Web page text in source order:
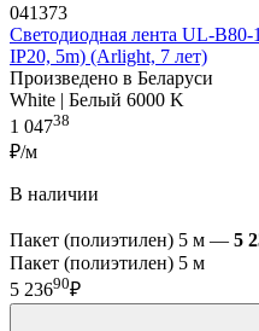
041373
Светодиодная лента UL-
IP20, 5m) (Arlight, 7 лет)
Произведено в Беларуси
White | Белый 6000 K
1 04738
₽/м
В наличии
Пакет (полиэтилен) 5 м — 5
Пакет (полиэтилен) 5 м
5 23690₽